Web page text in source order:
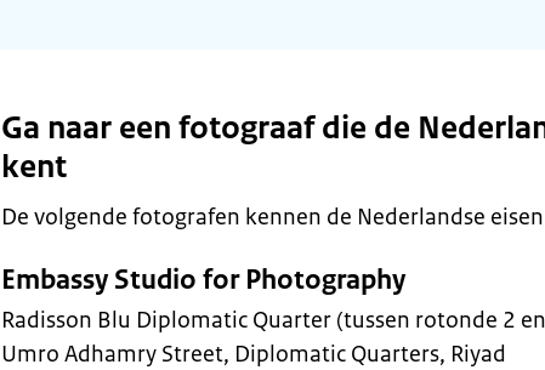
Ga naar een fotograaf die de
kent
De volgende fotografen kennen de Nederlandse
Embassy Studio for Photography
Radisson Blu Diplomatic Quarter (tussen rotonde 2
Umro Adhamry Street, Diplomatic Quarters, Riyad